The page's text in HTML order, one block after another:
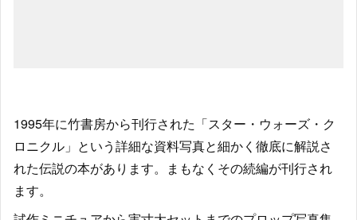
1995年に竹書房から刊行された「スター・ウォーズ・ク
ロニクル」という詳細な資料写真と細かく徹底に解説さ
れた伝説の本があります。まもなくその続編が刊行され
ます。